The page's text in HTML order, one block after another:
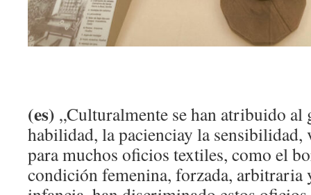
(es) „Culturalmente se han atribuido
habilidad, la pacienciay la sensibilidad,
para muchos oficios textiles, como el
condición femenina, forzada, arbitraria